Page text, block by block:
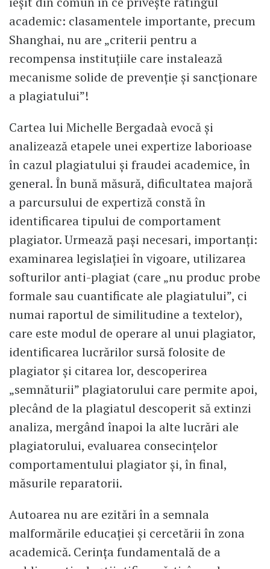
academic: clasamentele importante, precum
Shanghai, nu are „criterii pentru a
recompensa instituțiile care instalează
mecanisme solide de prevenție și sancționare
a plagiatului”!
Cartea lui Michelle Bergadaà evocă și
analizează etapele unei expertize laborioase
în cazul plagiatului și fraudei academice, în
general. În bună măsură, dificultatea majoră
a parcursului de expertiză constă în
identificarea tipului de comportament
plagiator. Urmează pași necesari, importanți:
examinarea legislației în vigoare, utilizarea
softurilor anti-plagiat (care „nu produc probe
formale sau cuantificate ale plagiatului”, ci
numai raportul de similitudine a textelor),
care este modul de operare al unui plagiator,
identificarea lucrărilor sursă folosite de
plagiator și citarea lor, descoperirea
„semnăturii” plagiatorului care permite apoi,
plecând de la plagiatul descoperit să extinzi
analiza, mergând înapoi la alte lucrări ale
plagiatorului, evaluarea consecințelor
comportamentului plagiator și, în final,
măsurile reparatorii.
Autoarea nu are ezitări în a semnala
malformările educației și cercetării în zona
academică. Cerința fundamentală de a